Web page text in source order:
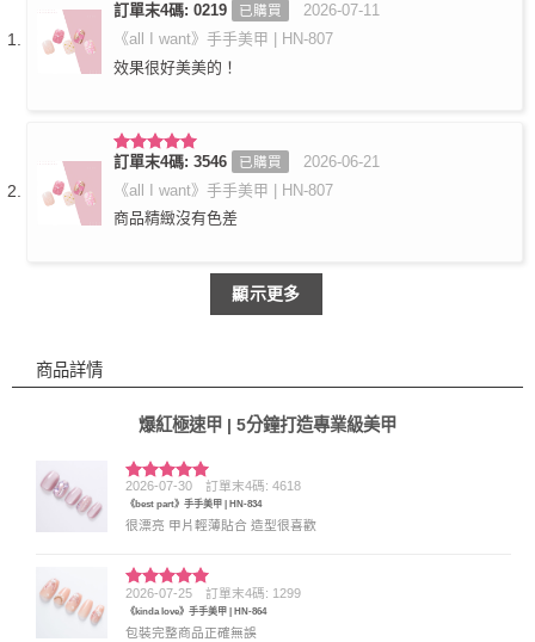
評分5滿
分 5
訂單末4碼: 0219 已購買
2026-07-11
《all I want》手手美甲 | HN-807
效果很好美美的！
評分5滿
分 5
訂單末4碼: 3546 已購買
2026-06-21
《all I want》手手美甲 | HN-807
商品精緻沒有色差
顯示更多
商品詳情
爆紅極速甲 | 5分鐘打造專業級美甲
評分5 滿
分 5
2026-07-30 訂單末4碼: 4618
《best part》手手美甲 | HN-834
很漂亮 甲片輕薄貼合 造型很喜歡
評分5 滿
分 5
2026-07-25 訂單末4碼: 1299
《kinda love》手手美甲 | HN-864
包裝完整商品正確無誤